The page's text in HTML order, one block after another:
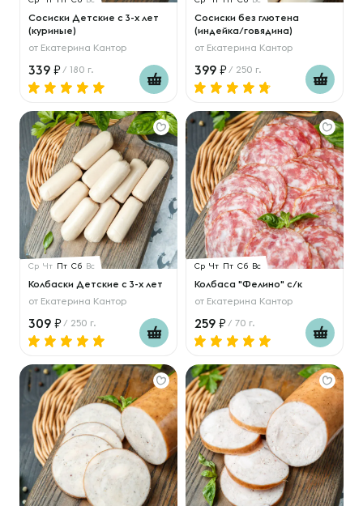
Сосиски Детские с 3-х лет
(куриные)
от Екатерина Кантор
339 / 180 г.
Сосиски без глютена
(индейка/говядина)
от Екатерина Кантор
399 / 250 г.
Ср Чт Пт Сб Вс
Колбаски Детские с 3-х лет
от Екатерина Кантор
309 / 250 г.
Ср Чт Пт Сб Вс
Колбаса "Фелино" с/к
от Екатерина Кантор
259 / 70 г.